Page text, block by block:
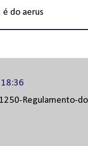
do aerus
Regulamento-